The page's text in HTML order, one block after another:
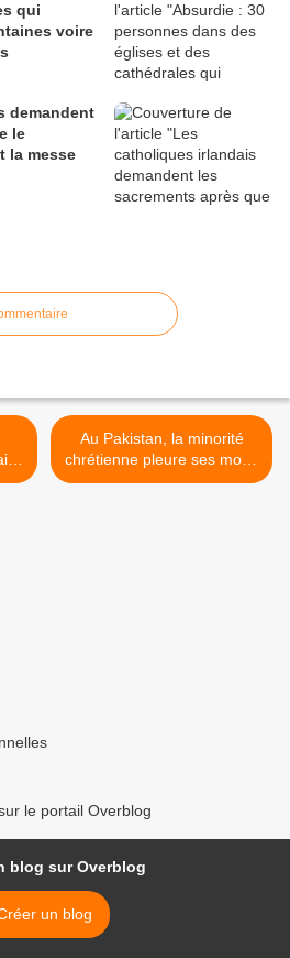
qui
voire
demandent
le
la messe
Au Pakistan, la minorité
chrétienne pleure ses morts
>
le portail Overblog
blog sur Overblog
un blog